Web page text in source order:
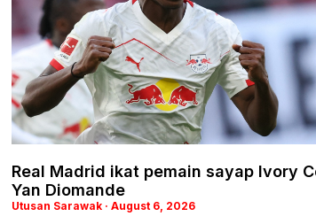
Real Madrid ikat pemain sayap Ivory
Yan Diomande
Utusan Sarawak August 6, 2026